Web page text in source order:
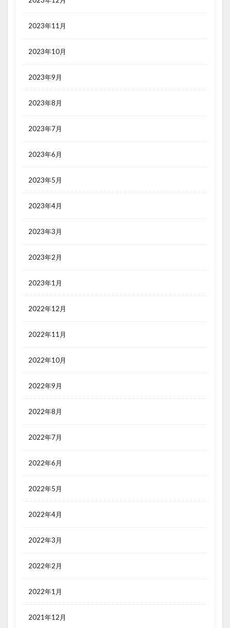
2023年11月
2023年10月
2023年9月
2023年8月
2023年7月
2023年6月
2023年5月
2023年4月
2023年3月
2023年2月
2023年1月
2022年12月
2022年11月
2022年10月
2022年9月
2022年8月
2022年7月
2022年6月
2022年5月
2022年4月
2022年3月
2022年2月
2022年1月
2021年12月